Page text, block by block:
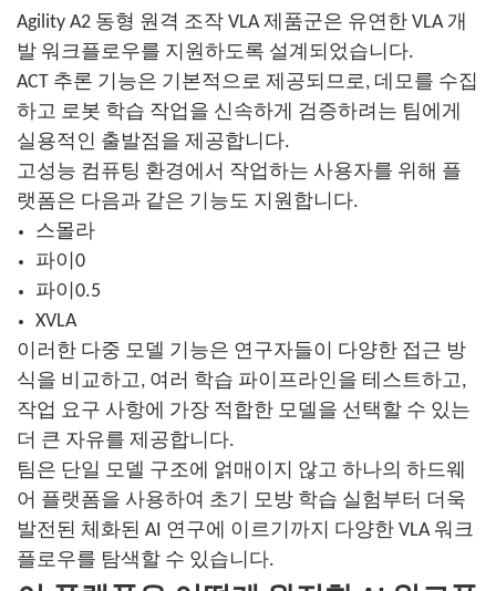
Agility A2 동형 원격 조작 VLA 제품군은 유연한 VLA 개
발 워크플로우를 지원하도록 설계되었습니다.
ACT 추론 기능은 기본적으로 제공되므로, 데모를 수집
하고 로봇 학습 작업을 신속하게 검증하려는 팀에게
실용적인 출발점을 제공합니다.
고성능 컴퓨팅 환경에서 작업하는 사용자를 위해 플
랫폼은 다음과 같은 기능도 지원합니다.
스몰라
파이0
파이0.5
XVLA
이러한 다중 모델 기능은 연구자들이 다양한 접근 방
식을 비교하고, 여러 학습 파이프라인을 테스트하고,
작업 요구 사항에 가장 적합한 모델을 선택할 수 있는
더 큰 자유를 제공합니다.
팀은 단일 모델 구조에 얽매이지 않고 하나의 하드웨
어 플랫폼을 사용하여 초기 모방 학습 실험부터 더욱
발전된 체화된 AI 연구에 이르기까지 다양한 VLA 워크
플로우를 탐색할 수 있습니다.